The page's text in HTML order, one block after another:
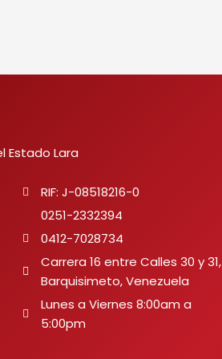
Estado Lara
RIF: J-08518216-0
0251-2332394
0412-7028734
Carrera 16 entre Calles 30 y 31,
Barquisimeto, Venezuela
Lunes a Viernes 8:00am a
5:00pm